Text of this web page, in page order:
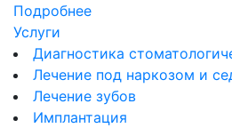
Подробнее
Услуги
Диагностика
Лечение под наркозом и
Лечение зубов
Имплантация